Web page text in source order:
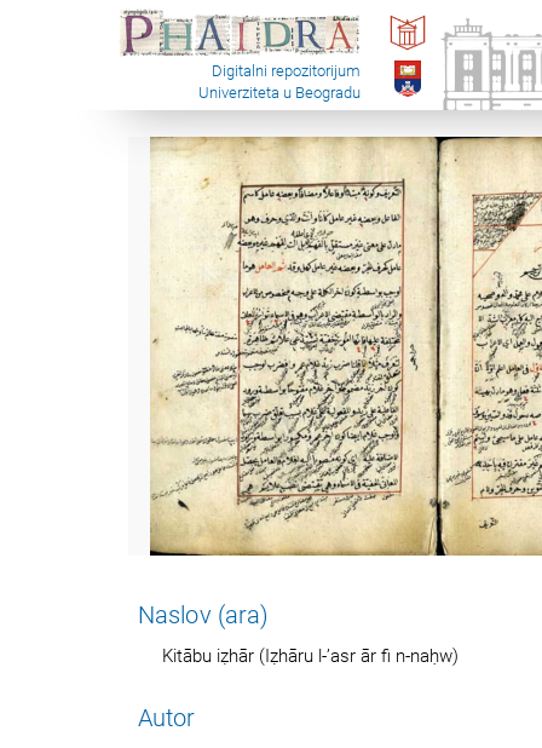
Digitalni repozitorijum
Univerziteta u Beogradu
Naslov (ara)
Kitābu iẓhār (Iẓhāru l-’asr ār fi n-naḥw)
Autor